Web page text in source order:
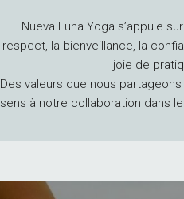
Nueva Luna Yoga s’appuie
respect, la bienveillance, la
joie de
Des valeurs que nous
sens à notre collaboration dans